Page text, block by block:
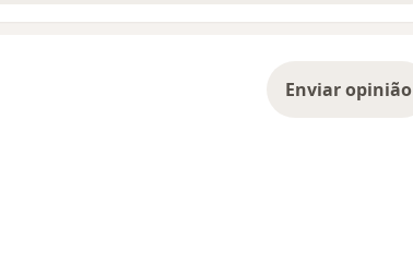
Enviar opinião